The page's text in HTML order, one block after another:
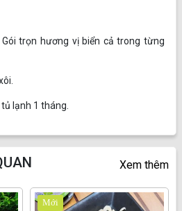
trọn hương vị biển cả trong từng
lạnh 1 tháng.
Xem thêm
Mới